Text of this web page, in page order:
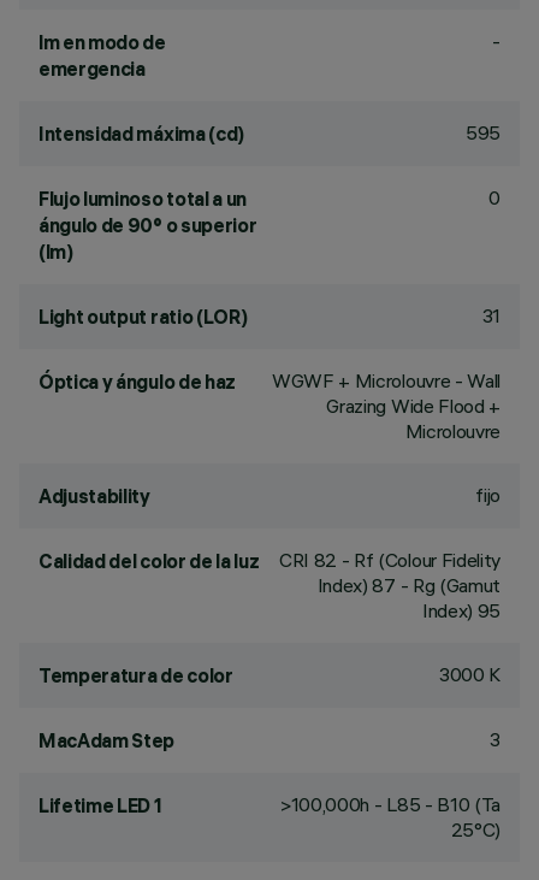
lm en modo de
emergencia
-
Intensidad máxima (cd) 595
Flujo luminoso total a un
ángulo de 90° o superior
(lm)
0
Light output ratio (LOR) 31
Óptica y ángulo de haz
WGWF + Microlouvre - Wall
Grazing Wide Flood +
Microlouvre
Adjustability fijo
Calidad del color de la luz CRI 82 - Rf (Colour Fidelity
Index) 87 - Rg (Gamut
Index) 95
Temperatura de color 3000 K
MacAdam Step 3
Lifetime LED 1
>100,000h - L85 - B10 (Ta
25°C)